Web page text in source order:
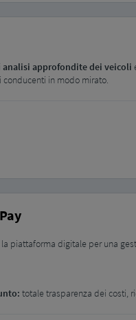
analisi approfondite dei veicoli
in modo mirato.
la piattaforma digitale per una
totale trasparenza dei costi,